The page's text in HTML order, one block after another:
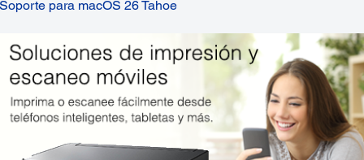
Soporte para macOS 26 Tahoe